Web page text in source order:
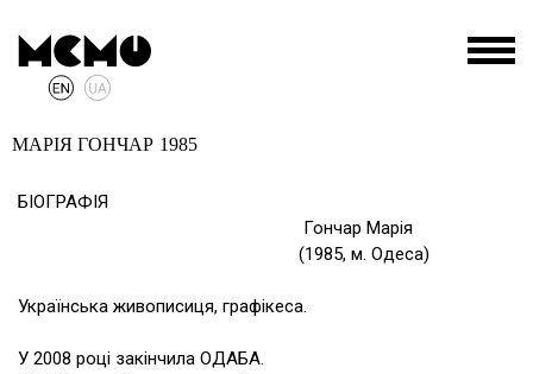
МАРІЯ ГОНЧАР 1985
БІОГРАФІЯ
Гончар Марія
(1985, м. Одеса)
Українська живописиця, графікеса.
У 2008 році закінчила ОДАБА.